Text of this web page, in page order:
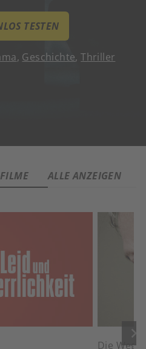
TESTEN
, Geschichte,Thriller
ALLE ANZEIGEN
keyboard_arrow_right
Die